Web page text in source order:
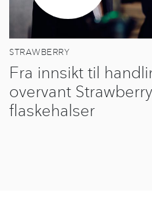
STRAWBERRY
Fra innsikt til
overvant
flaskehalser